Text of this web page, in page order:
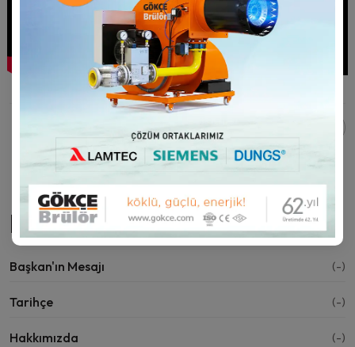
Bu sayfayı paylaş:
Kurumsal
Başkan'ın Mesajı (-)
Tarihçe (-)
Hakkımızda (-)